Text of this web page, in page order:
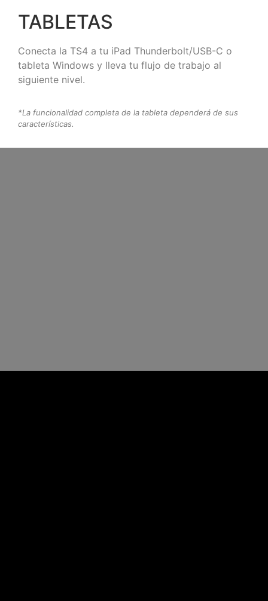
TABLETAS
Conecta la TS4 a tu iPad Thunderbolt/USB-C o
tableta Windows y lleva tu flujo de trabajo al
siguiente nivel.
*La funcionalidad completa de la tableta dependerá de sus
características.